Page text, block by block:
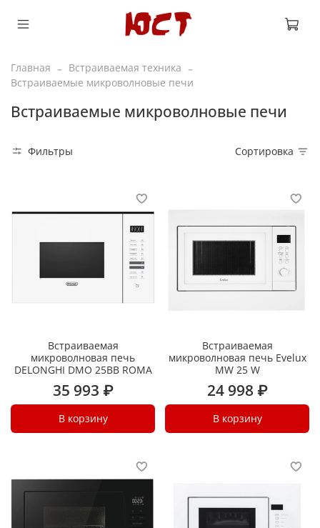
Главная
Встраиваемая техника
Встраиваемые микроволновые печи
Встраиваемые микроволновые печи
Фильтры Сортировка
Встраиваемая
микроволновая печь
DELONGHI DMO 25BB ROMA
35 993 ₽
В корзину
Встраиваемая
микроволновая печь Evelux
MW 25 W
24 998 ₽
В корзину